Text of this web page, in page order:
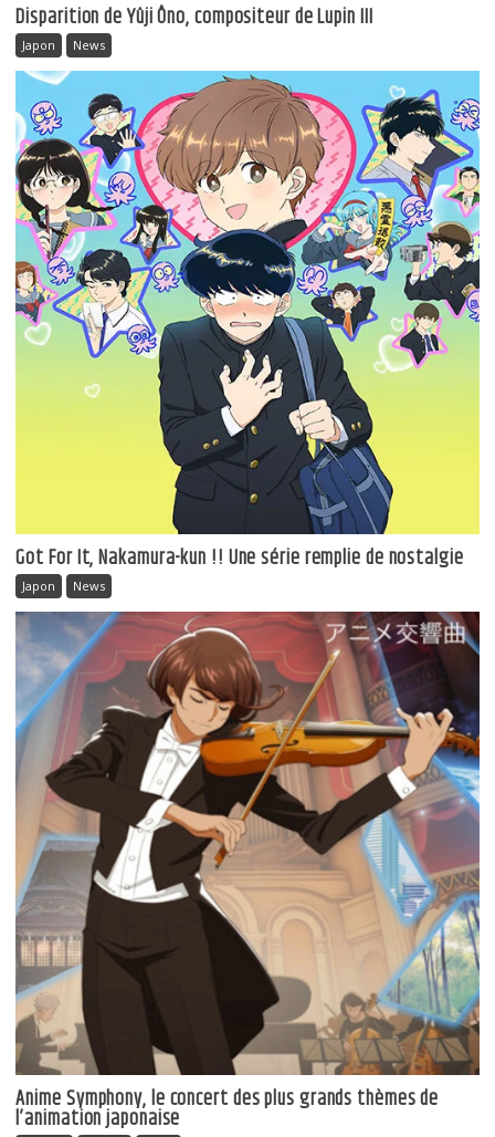
Disparition de Yûji Ôno, compositeur de Lupin III
Japon News
Got For It, Nakamura-kun !! Une série remplie de nostalgie
Japon News
Anime Symphony, le concert des plus grands thèmes de
l’animation japonaise